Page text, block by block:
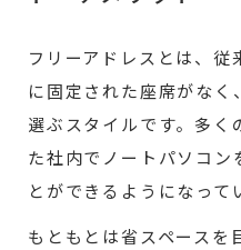
フリーアドレスとは、従
に固定された座席がなく
選ぶスタイルです。多
た社内でノートパソコン
とができるようになって
もともとは省スペースを